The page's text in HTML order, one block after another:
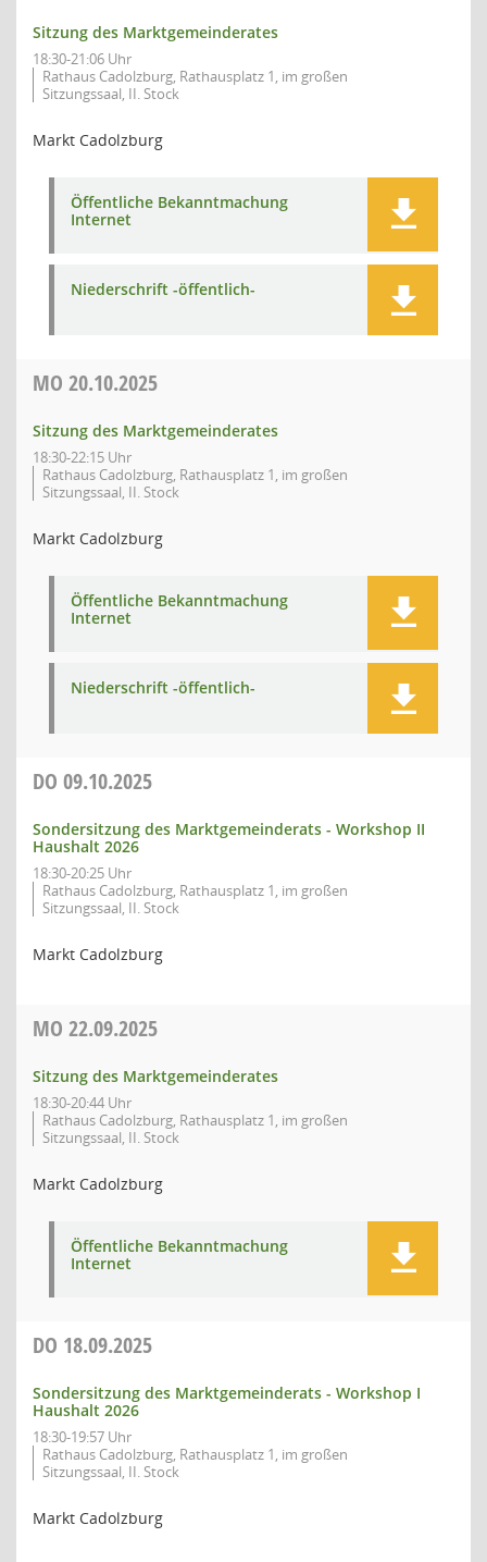
Sitzung des Marktgemeinderates
18:30-21:06 Uhr
Rathaus Cadolzburg, Rathausplatz 1, im großen
Sitzungssaal, II. Stock
Markt Cadolzburg
Öffentliche Bekanntmachung
Internet
Niederschrift -öffentlich-
MO 20.10.2025
Sitzung des Marktgemeinderates
18:30-22:15 Uhr
Rathaus Cadolzburg, Rathausplatz 1, im großen
Sitzungssaal, II. Stock
Markt Cadolzburg
Öffentliche Bekanntmachung
Internet
Niederschrift -öffentlich-
DO 09.10.2025
Sondersitzung des Marktgemeinderats - Workshop II
Haushalt 2026
18:30-20:25 Uhr
Rathaus Cadolzburg, Rathausplatz 1, im großen
Sitzungssaal, II. Stock
Markt Cadolzburg
MO 22.09.2025
Sitzung des Marktgemeinderates
18:30-20:44 Uhr
Rathaus Cadolzburg, Rathausplatz 1, im großen
Sitzungssaal, II. Stock
Markt Cadolzburg
Öffentliche Bekanntmachung
Internet
DO 18.09.2025
Sondersitzung des Marktgemeinderats - Workshop I
Haushalt 2026
18:30-19:57 Uhr
Rathaus Cadolzburg, Rathausplatz 1, im großen
Sitzungssaal, II. Stock
Markt Cadolzburg